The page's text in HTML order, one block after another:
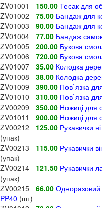
ZV01001 150.00 Тесак для
ZV01002 75.00 Бандаж для
ZV01003 90.00 Бандаж для
ZV01004 77.00 Бандаж
ZV01005 200.00 Букова
ZV01006 720.00 Букова
ZV01007 35.00 Колодка
ZV01008 38.00 Колодка
ZV01009 390.00 Пов`язка
ZV01010 310.00 Пов`язка
ZV00209 350.00 Ножиці для
ZV01011 900.00 Ножиці для
ZV00212 125.00 Рукавички
(упак)
ZV00213 115.00 Рукавички
(упак)
ZV00214 121.50 Рукавички
(упак)
ZV00215 66.00 Одноразовий
PP40 (шт)